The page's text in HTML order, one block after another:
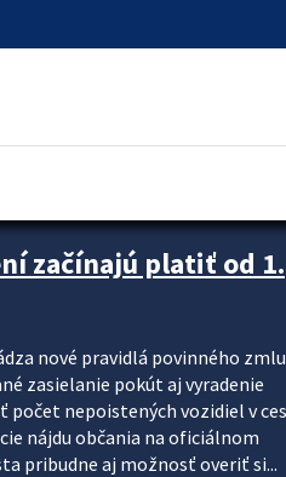
začínajú platiť od 1.
nové pravidlá povinného
zasielanie pokút aj vyradenie
počet nepoistených vozidiel v
nájdu občania na oficiálnom
pribudne aj možnosť overiť si...